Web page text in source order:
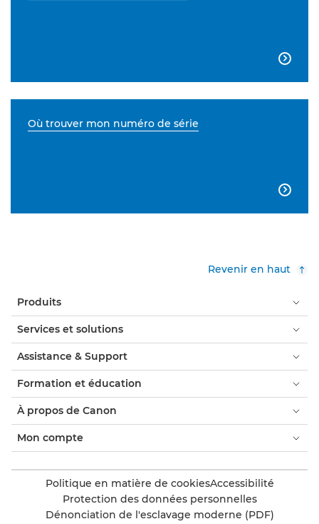

Où trouver mon numéro de série

Revenir en haut
Produits
Services et solutions
Assistance & Support
Formation et éducation
À propos de Canon
Mon compte
Politique en matière de cookiesAccessibilité
Protection des données personnelles
Dénonciation de l'esclavage moderne (PDF)